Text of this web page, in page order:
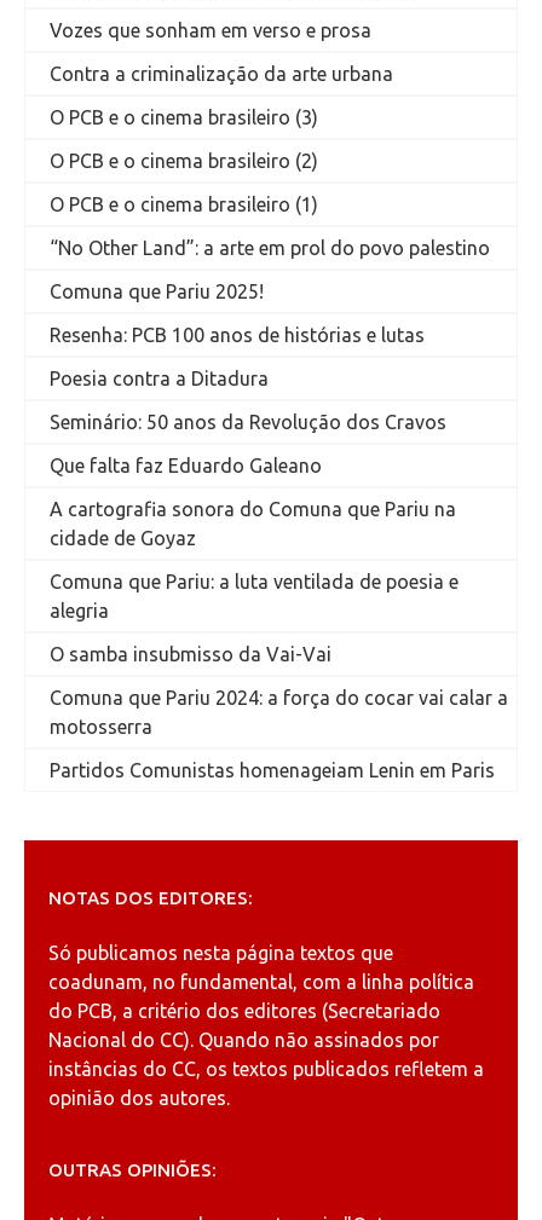
Vozes que sonham em verso e prosa
Contra a criminalização da arte urbana
O PCB e o cinema brasileiro (3)
O PCB e o cinema brasileiro (2)
O PCB e o cinema brasileiro (1)
“No Other Land”: a arte em prol do povo palestino
Comuna que Pariu 2025!
Resenha: PCB 100 anos de histórias e lutas
Poesia contra a Ditadura
Seminário: 50 anos da Revolução dos Cravos
Que falta faz Eduardo Galeano
A cartografia sonora do Comuna que Pariu na
cidade de Goyaz
Comuna que Pariu: a luta ventilada de poesia e
alegria
O samba insubmisso da Vai-Vai
Comuna que Pariu 2024: a força do cocar vai calar a
motosserra
Partidos Comunistas homenageiam Lenin em Paris
NOTAS DOS EDITORES:
Só publicamos nesta página textos que
coadunam, no fundamental, com a linha política
do PCB, a critério dos editores (Secretariado
Nacional do CC). Quando não assinados por
instâncias do CC, os textos publicados refletem a
opinião dos autores.
OUTRAS OPINIÕES: